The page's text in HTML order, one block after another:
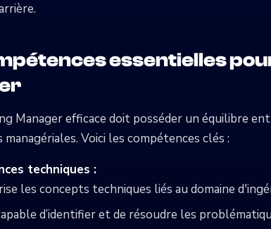
essentielles
Manager efficace doit posséder un équilibre
Voici les compétences clés :
techniques :
les concepts techniques liés au domaine
d’identifier et de résoudre les